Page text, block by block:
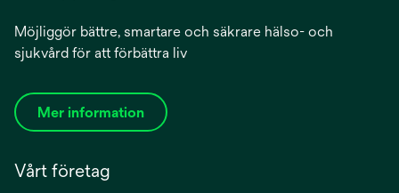
Möjliggör bättre, smartare och säkrare hälso- och
sjukvård för att förbättra liv
Mer information
Vårt företag